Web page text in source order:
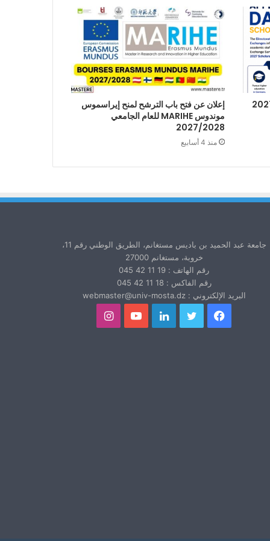
إعلان عن فتح باب الترشح لمنح إيراسموس
موندوس MARIHE للعام الجامعي
2027/2028
منذ 4 أسابيع
جامعة عبد الحميد بن باديس مستغانم، الطريق الوطني رقم 11،
خروبة، مستغانم 27000
رقم الهاتف : 19 11 42 045
رقم الفاكس : 18 11 42 045
البريد الإلكتروني : webmaster@univ-mosta.dz
فيسبوك تويتر لينكدإنيوتيوبانستقرام